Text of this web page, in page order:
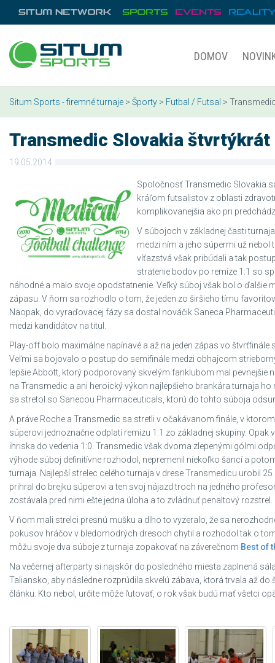
DOMOV
Situm Sports - firemné turnaje > Športy > Futbal / Futsal >
Transmedic Slovakia štvrtýkrát
19.05.2014
Spoločnosť Transmedic Slovakia
kráľom futsalistov z oblasti
komplikovanejšia ako pri
V súbojoch v základnej časti
medzi ním a jeho súpermi už
víťazstvá však pribúdali a tak
stratenie bodov po remíze 1:1 so
náhodné a malo svoje opodstatnenie. Veľký súboj však bol o
zápasu. V ňom sa rozhodlo o tom, že jeden zo širšieho tímu
Naopak, do vyraďovacej fázy sa dostal nováčik Saneca
medzi kandidátov na titul.
Play-off bolo maximálne napínavé a až na jeden zápas vo
Veľmi sa bojovalo o postup do semifinále medzi obhajcom
lepšie Abbott, ktorý podporovaný skvelým fanklubom mal pevnejšie
na Transmedic a ani heroický výkon najlepšieho brankára turnaja
sa stretol so Sanecou Pharmaceuticals, ktorú do tohto súboja
A práve Roche a Transmedic sa stretli v očakávanom finále, v
súperovi jednoznačne odplatí remízu 1:1 zo základnej skupiny.
ihriska do vedenia 1:0. Transmedic však dvoma zlepenými gólmi
výhode súboj definitívne rozhodol, nepremenil niekoľko šancí a
turnaja. Najlepší strelec celého turnaja v drese Transmedicu urobil
prihral do brejku súperovi a ten svoj nájazd troch na jedného
zostávala pred nimi ešte jedna úloha a to zvládnuť penaltový rozstrel.
V ňom mali strelci presnú mušku a dlho to vyzeralo, že sa
pokusov hráčov v bledomodrých dresoch chytil a rozhodol tak o
môžu svoje dva súboje z turnaja zopakovať na záverečnom Best of
Na večernej afterparty si najskôr do posledného miesta zaplnená
Taliansko, aby následne rozprúdila skvelú zábava, ktorá trvala až
článku. Kto nebol, určite môže ľutovať, o rok však budú mať všetci